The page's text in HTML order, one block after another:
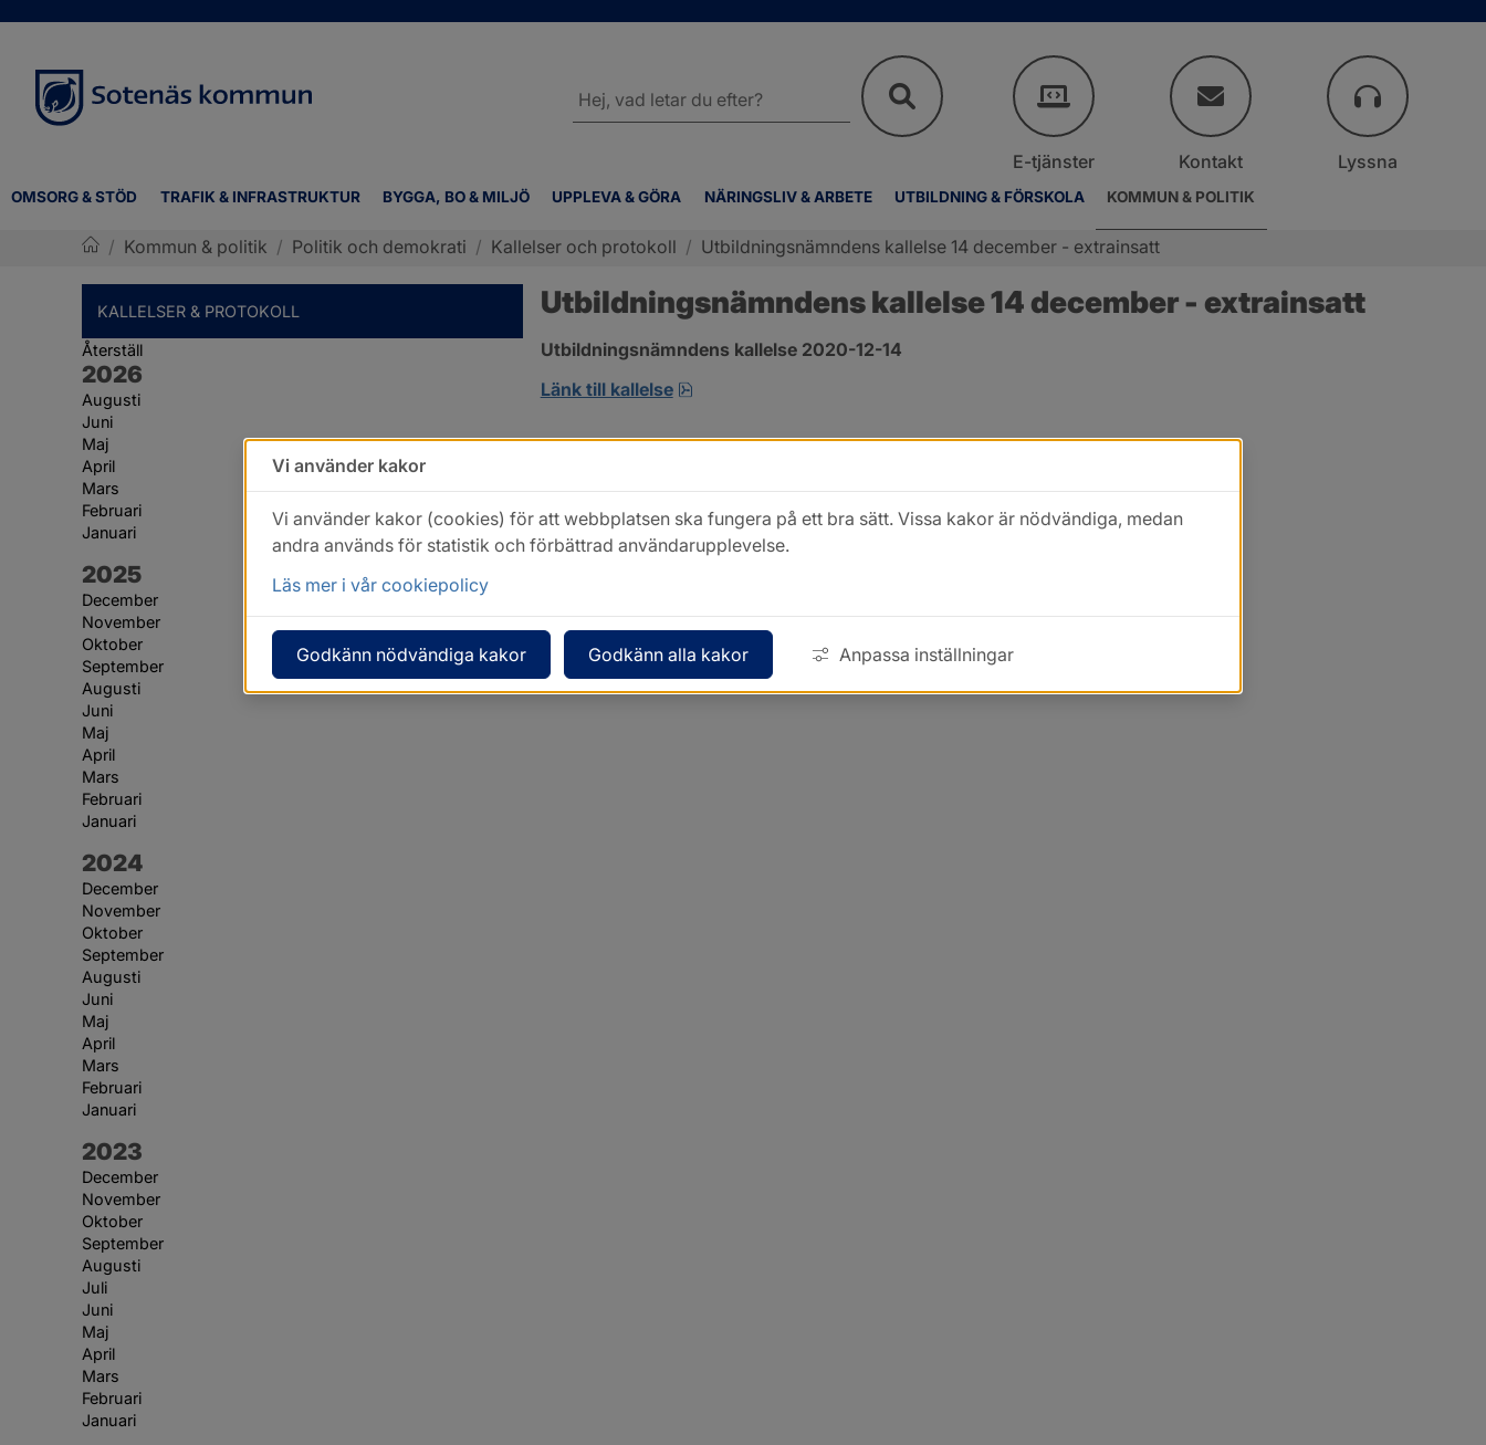
OMSORG & STÖD TRAFIK & INFRASTRUKTUR BYGGA, BO & MILJÖ UPPLEVA & GÖRA NÄRINGSLIV & ARBETE UTBILDNING & FÖRSKOLA KOMMUN & POLITIK
webbplatsen
E-tjänster Kontakt Lyssna
/ Kommun & politik / Politik och demokrati / Kallelser och protokoll / Utbildningsnämndens kallelse 14 december - extrainsatt
KALLELSER & PROTOKOLL
Återställ
År:
2026
Augusti
Juni
Maj
April
Mars
Februari
Januari
År:
2025
December
November
Oktober
September
Augusti
Juni
Maj
April
Mars
Februari
Januari
År:
2024
December
November
Oktober
September
Augusti
Juni
Maj
April
Mars
Februari
Januari
År:
2023
December
November
Oktober
September
Augusti
Juli
Juni
Maj
April
Mars
Februari
Januari
Utbildningsnämndens kallelse 14 december - extrainsatt
Utbildningsnämndens kallelse 2020-12-14
Länk till kallelse
pdf, öppnas i nytt fönster.
Vi använder kakor
Vi använder kakor (cookies) för att webbplatsen ska fungera på ett bra sätt. Vissa kakor är nödvändiga, medan
andra används för statistik och förbättrad användarupplevelse.
Läs mer i vår cookiepolicy
Godkänn nödvändiga kakor Godkänn alla kakor Anpassa inställningar